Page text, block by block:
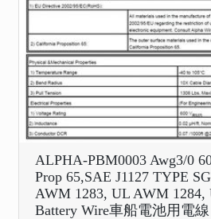
ALPHA-PBM0003 Awg3/0
Prop 65,SAE J1127 TYPE
AWM 1283, UL AWM 1284,
Battery Wire車船電池用電線